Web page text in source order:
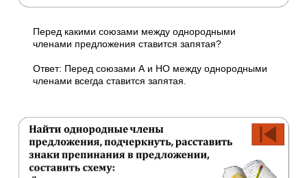
Перед какими союзами между однородными
членами предложения ставится запятая?
Ответ: Перед союзами А и НО между однородными
членами всегда ставится запятая.